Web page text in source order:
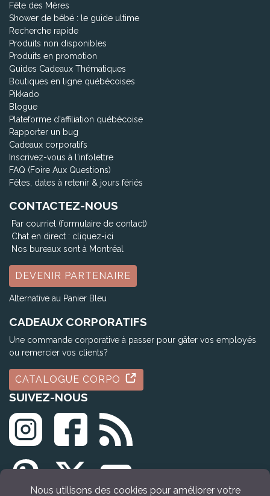
Fête des Mères
Shower de bébé : le guide ultime
Recherche rapide
Produits non disponibles
Produits en promotion
Guides Cadeaux Thématiques
Boutiques en ligne québécoises
Pikkado
Blogue
Plateforme d'affiliation québécoise
Rapporter un bug
Cadeaux corporatifs
Inscrivez-vous à l'infolettre
FAQ (Foire Aux Questions)
Fêtes, dates à retenir & jours fériés
CONTACTEZ-NOUS
Par courriel (formulaire de contact)
Chat en direct : cliquez-ici
Nos bureaux sont à Montréal
DEVENIR PARTENAIRE
Alternative au Panier Bleu
CADEAUX CORPORATIFS
Une commande corporative à passer pour gâter vos employés
ou remercier vos clients?
CATALOGUE CORPO
SUIVEZ-NOUS